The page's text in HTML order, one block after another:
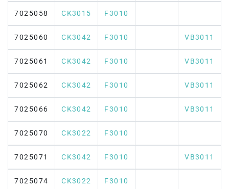
7025058 CK3015 F3010
7025060 CK3042 F3010 VB3011
7025061 CK3042 F3010 VB3011
7025062 CK3042 F3010 VB3011
7025066 CK3042 F3010 VB3011
7025070 CK3022 F3010
7025071 CK3042 F3010 VB3011
7025074 CK3022 F3010